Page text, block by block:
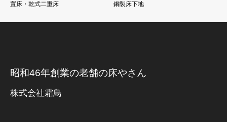
置床・乾式二重床
鋼製床下地
昭和46年創業の老舗の床やさん
株式会社霜鳥